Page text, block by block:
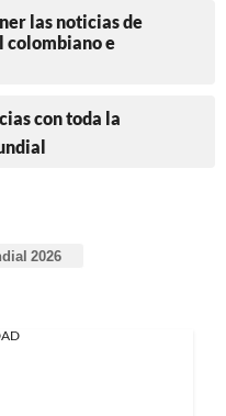
las noticias de
colombiano e
con toda la
2026